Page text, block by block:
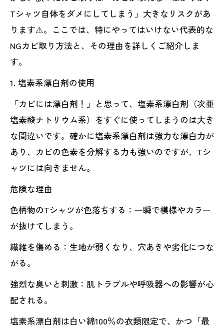
Tシャツ自体をダメにしてしまう」大きなリスクがあ
ります⚠️。ここでは、特にやってはいけない代表的な
NGカビ取り方法と、その理由を詳しくご紹介しま
す。
1. 塩素系漂白剤の使用
「カビには漂白剤！」と思って、塩素系漂白剤（次亜
塩素酸ナトリウム系）をすぐに使ってしまうのは大き
な間違いです。確かに塩素系漂白剤は強力な漂白力が
あり、カビの色素を分解する力も強いのですが、Tシ
ャツには向きません。
危険な理由
色柄物のTシャツが色落ちする：一瞬で模様やカラー
が抜けてしまう。
繊維を傷める：生地が弱くなり、穴あきや劣化につな
がる。
強烈な臭いと刺激：肌トラブルや呼吸器への影響が心
配される。
塩素系漂白剤は白い綿100％の衣類限定で、かつ「最